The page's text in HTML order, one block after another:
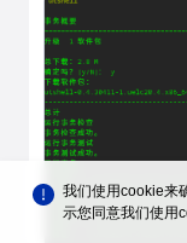
我们使用cookie来
示您同意我们使用